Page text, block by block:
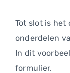
Tot slot is het
onderdelen
In dit
formulier.